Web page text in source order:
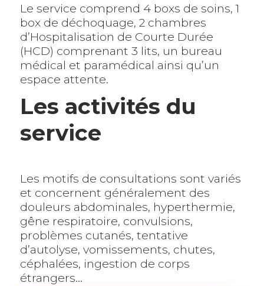
Le service comprend 4 boxs de soins, 1
box de déchoquage, 2 chambres
d’Hospitalisation de Courte Durée
(HCD) comprenant 3 lits, un bureau
médical et paramédical ainsi qu’un
espace attente.
Les activités du
service
Les motifs de consultations sont variés
et concernent généralement des
douleurs abdominales, hyperthermie,
gêne respiratoire, convulsions,
problèmes cutanés, tentative
d’autolyse, vomissements, chutes,
céphalées, ingestion de corps
étrangers…